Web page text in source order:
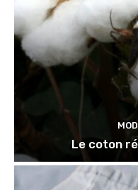
Le coton